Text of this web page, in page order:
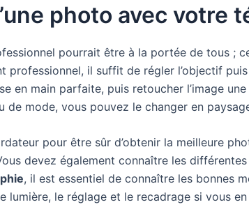
photo avec votre
pourrait être à la portée de tous ;
il suffit de régler l’objectif
en main parfaite, puis retoucher l’image
mode, vous pouvez le changer en
pour être sûr d’obtenir la meilleure
devez également connaître les
, il est essentiel de connaître les bonnes
le réglage et le recadrage si vous